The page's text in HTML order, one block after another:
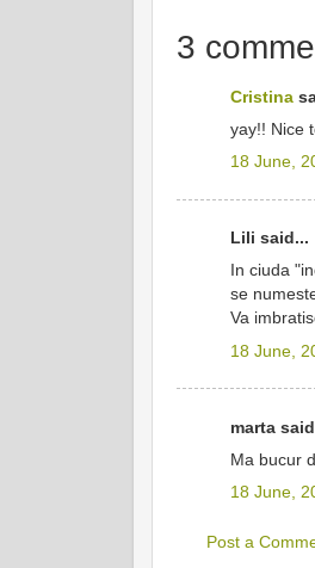
3
Cristina
yay!! Nice
18 June,
Lili said...
In ciuda
se
Va
18 June,
marta
Ma bucur
18 June,
Post a